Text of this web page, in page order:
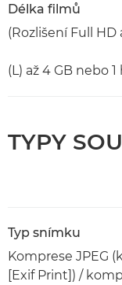
Délka filmů
(Rozlišení Full HD
(L) až 4 GB nebo 1
TYPY
Typ snímku
Komprese JPEG
[Exif Print]) /